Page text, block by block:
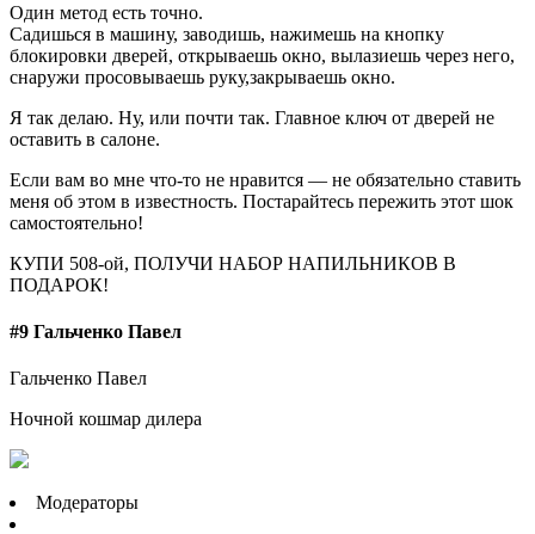
Один метод есть точно.
Садишься в машину, заводишь, нажимешь на кнопку
блокировки дверей, открываешь окно, вылазиешь через него,
снаружи просовываешь руку,закрываешь окно.
Я так делаю. Ну, или почти так. Главное ключ от дверей не
оставить в салоне.
Если вам во мне что-то не нравится — не обязательно ставить
меня об этом в известность. Постарайтесь пережить этот шок
самостоятельно!
КУПИ 508-ой, ПОЛУЧИ НАБОР НАПИЛЬНИКОВ В
ПОДАРОК!
#9 Гальченко Павел
Гальченко Павел
Ночной кошмар дилера
Модераторы